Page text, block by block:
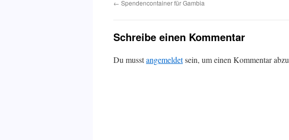
← Spendencontainer für Gambia
Schreibe einen Kommentar
Du musstangemeldetsein, um einen Kommentar